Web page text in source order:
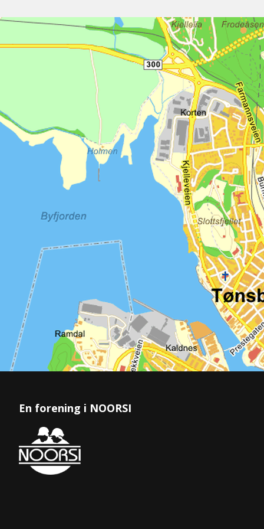
En forening i NOORSI